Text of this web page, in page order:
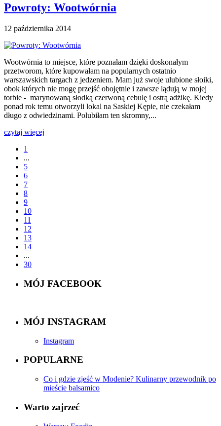
Powroty: Wootwórnia
12 października 2014
Wootwórnia to miejsce, które poznałam dzięki doskonałym
przetworom, które kupowałam na popularnych ostatnio
warszawskich targach z jedzeniem. Mam już swoje ulubione słoiki,
obok których nie mogę przejść obojętnie i zawsze lądują w mojej
torbie - marynowaną słodką czerwoną cebulę i ostrą adżikę. Kiedy
ponad rok temu otworzyli lokal na Saskiej Kępie, nie czekałam
długo z odwiedzinami. Polubiłam ten skromny,...
czytaj więcej
1
...
5
6
7
8
9
10
11
12
13
14
...
30
MÓJ FACEBOOK
MÓJ INSTAGRAM
Instagram
POPULARNE
Co i gdzie zjeść w Modenie? Kulinarny przewodnik po
mieście balsamico
Warto zajrzeć